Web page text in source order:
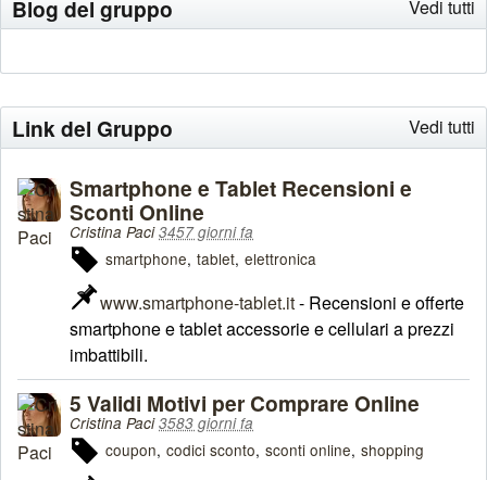
Vedi tutti
Blog del gruppo
Vedi tutti
Link del Gruppo
Smartphone e Tablet Recensioni e
Sconti Online
Cristina Paci 3457 giorni fa
smartphone tablet elettronica
www.smartphone-tablet.it- Recensioni e offerte
smartphone e tablet accessorie e cellulari a prezzi
imbattibili.
5 Validi Motivi per Comprare Online
Cristina Paci 3583 giorni fa
coupon codici sconto sconti online shopping